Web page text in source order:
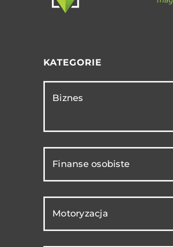
KATEGORIE
Biznes
Finanse osobiste
Motoryzacja